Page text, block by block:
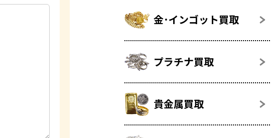
金･インゴット買取
プラチナ買取
貴金属買取